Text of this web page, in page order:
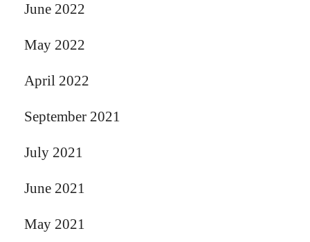
June 2022
May 2022
April 2022
September 2021
July 2021
June 2021
May 2021